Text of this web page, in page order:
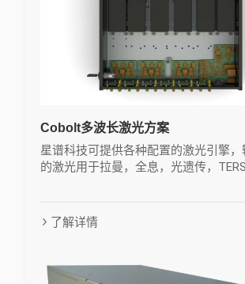
Cobolt多波长激光方案
星谱科技可提供各种配置的激光引擎
的激光用于拉曼，全息，光遗传，TERS
了解详情